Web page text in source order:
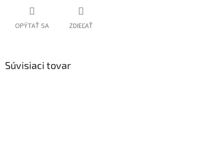
OPÝTAŤ SA ZDIEĽAŤ
Súvisiaci tovar